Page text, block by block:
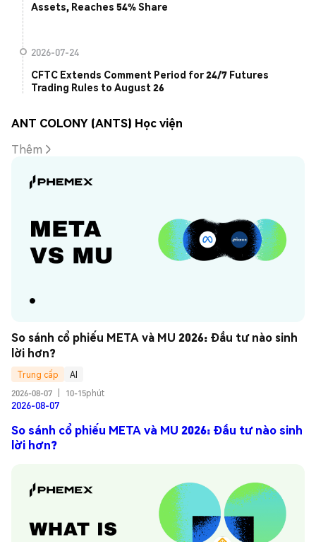
Assets, Reaches 54% Share
2026-07-24
CFTC Extends Comment Period for 24/7 Futures
Trading Rules to August 26
ANT COLONY (ANTS) Học viện
Thêm
So sánh cổ phiếu META và MU 2026: Đầu tư nào sinh
lời hơn?
Trung cấp
AI
2026-08-07
10-15phút
2026-08-07
So sánh cổ phiếu META và MU 2026: Đầu tư nào sinh
lời hơn?